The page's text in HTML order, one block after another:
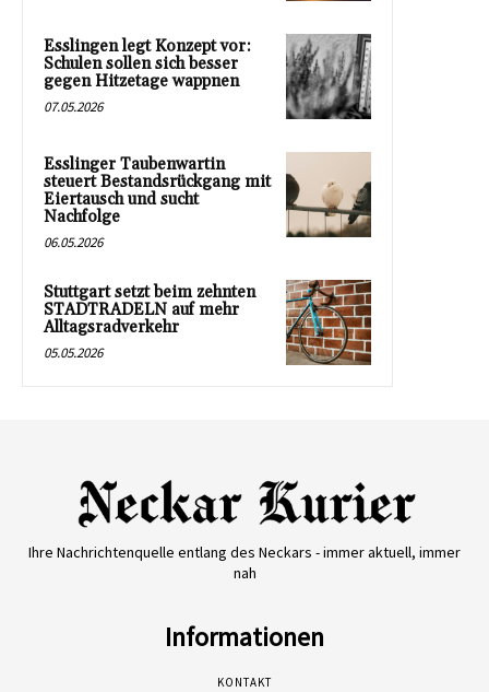
Esslingen legt Konzept vor:
Schulen sollen sich besser
gegen Hitzetage wappnen
07.05.2026
Esslinger Taubenwartin
steuert Bestandsrückgang mit
Eiertausch und sucht
Nachfolge
06.05.2026
Stuttgart setzt beim zehnten
STADTRADELN auf mehr
Alltagsradverkehr
05.05.2026
Ihre Nachrichtenquelle entlang des Neckars - immer aktuell, immer
nah
Informationen
KONTAKT